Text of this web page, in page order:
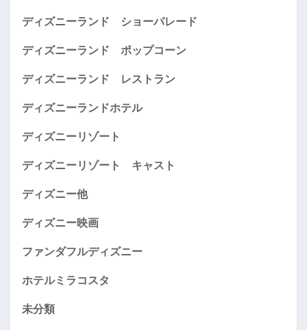
ディズニーランド ショーパレード
ディズニーランド ポップコーン
ディズニーランド レストラン
ディズニーランドホテル
ディズニーリゾート
ディズニーリゾート キャスト
ディズニー他
ディズニー映画
ファンダフルディズニー
ホテルミラコスタ
未分類